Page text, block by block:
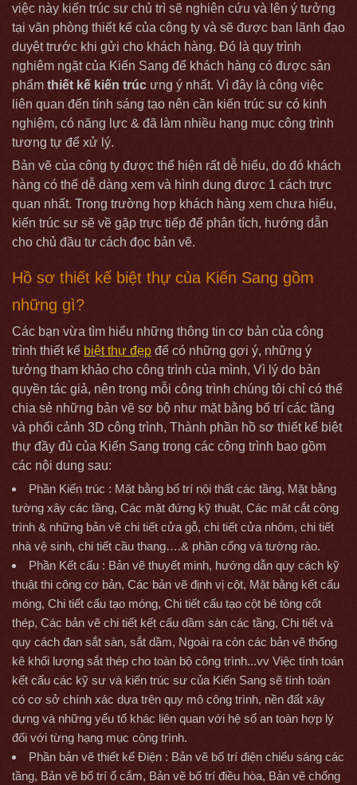
việc này kiến trúc sư chủ trì sẽ nghiên cứu và lên ý tưởng
tại văn phòng thiết kế của công ty và sẽ được ban lãnh đạo
duyệt trước khi gửi cho khách hàng. Đó là quy trình
nghiêm ngặt của Kiến Sang để khách hàng có được sản
phẩm thiết kế kiến trúc ưng ý nhất. Vì đây là công việc
liên quan đến tính sáng tạo nên cần kiến trúc sư có kinh
nghiệm, có năng lực & đã làm nhiều hạng mục công trình
tương tự để xử lý.
Bản vẽ của công ty được thể hiện rất dễ hiểu, do đó khách
hàng có thể dễ dàng xem và hình dung được 1 cách trực
quan nhất. Trong trường hợp khách hàng xem chưa hiểu,
kiến trúc sư sẽ về gặp trực tiếp để phân tích, hướng dẫn
cho chủ đầu tư cách đọc bản vẽ.
Hồ sơ thiết kế biệt thự của Kiến Sang gồm
những gì?
Các bạn vừa tìm hiểu những thông tin cơ bản của công
trình thiết kế biệt thự đẹp để có những gợi ý, những ý
tưởng tham khảo cho công trình của mình, Vì lý do bản
quyền tác giả, nên trong mỗi công trình chúng tôi chỉ có thể
chia sẻ những bản vẽ sơ bộ như mặt bằng bố trí các tầng
và phối cảnh 3D công trình, Thành phần hồ sơ thiết kế biệt
thự đầy đủ của Kiến Sang trong các công trình bao gồm
các nội dung sau:
Phần Kiến trúc : Mặt bằng bố trí nội thất các tầng, Mặt bằng
tường xây các tầng, Các mặt đứng kỹ thuật, Các măt cắt công
trình & những bản vẽ chi tiết cửa gỗ, chi tiết cửa nhôm, chi tiết
nhà vệ sinh, chi tiết cầu thang….& phần cổng và tường rào.
Phần Kết cấu : Bản vẽ thuyết minh, hướng dẫn quy cách kỹ
thuật thi công cơ bản, Các bản vẽ định vị cột, Mặt bằng kết cấu
móng, Chi tiết cấu tạo móng, Chi tiết cấu tạo cột bê tông cốt
thép, Các bản vẽ chi tiết kết cấu dầm sàn các tầng, Chi tiết và
quy cách đan sắt sàn, sắt dầm, Ngoài ra còn các bản vẽ thống
kê khối lượng sắt thép cho toàn bộ công trình...vv Việc tính toán
kết cấu các kỹ sư và kiến trúc sư của Kiến Sang sẽ tính toán
có cơ sở chính xác dựa trên quy mô công trình, nền đất xây
dựng và những yếu tố khác liên quan với hệ số an toàn hợp lý
đối với từng hạng mục công trình.
Phần bản vẽ thiết kế Điện : Bản vẽ bố trí điện chiếu sáng các
tầng, Bản vẽ bố trí ổ cắm, Bản vẽ bố trí điều hòa, Bản vẽ chống